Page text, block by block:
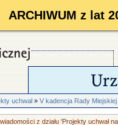
ARCHIWUM z lat
uchwał»V kadencja Rady
z działu 'Projekty uchwał